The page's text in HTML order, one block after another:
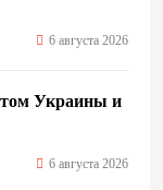
6 августа 2026
Украины и
6 августа 2026